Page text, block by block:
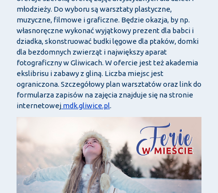
młodzieży. Do wyboru są warsztaty plastyczne,
muzyczne, filmowe i graficzne. Będzie okazja, by np.
własnoręczne wykonać wyjątkowy prezent dla babci i
dziadka, skonstruować budki lęgowe dla ptaków, domki
dla bezdomnych zwierząt i największy aparat
fotograficzny w Gliwicach. W ofercie jest też akademia
ekslibrisu i zabawy z gliną. Liczba miejsc jest
ograniczona. Szczegółowy plan warsztatów oraz link do
formularza zapisów na zajęcia znajduje się na stronie
internetowejmdk.gliwice.pl.